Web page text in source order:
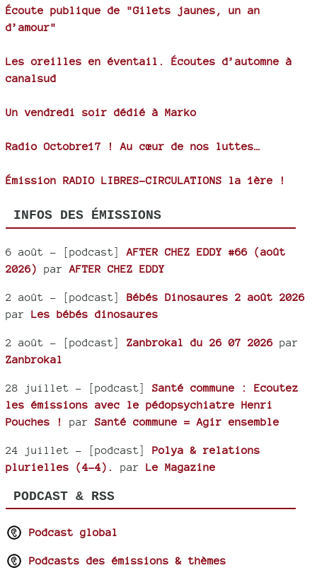
Écoute publique de "Gilets jaunes, un an
d’amour"
Les oreilles en éventail. Écoutes d’automne à
canalsud
Un vendredi soir dédié à Marko
Radio Octobre17 ! Au cœur de nos luttes…
Émission RADIO LIBRES-CIRCULATIONS la 1ère !
INFOS DES ÉMISSIONS
6 août - [podcast] AFTER CHEZ EDDY #66 (août
2026)
par AFTER CHEZ EDDY
2 août - [podcast] Bébés Dinosaures 2 août 2026
par Les bébés dinosaures
2 août - [podcast] Zanbrokal du 26 07 2026 par
Zanbrokal
28 juillet - [podcast] Santé commune : Ecoutez
les émissions avec le pédopsychiatre Henri
Pouches !
par Santé commune = Agir ensemble
24 juillet - [podcast] Polya & relations
plurielles (4-4).
par Le Magazine
PODCAST & RSS
Podcast global
Podcasts des émissions & thèmes